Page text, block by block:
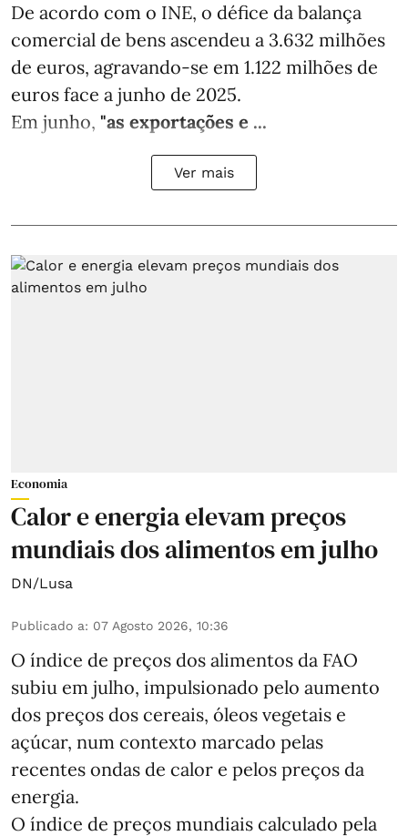
De acordo com o INE, o défice da balança
comercial de bens ascendeu a 3.632 milhões
de euros, agravando-se em 1.122 milhões de
euros face a junho de 2025.
Em junho, "as exportações e ...
Ver mais
Economia
Calor e energia elevam preços
mundiais dos alimentos em julho
DN/Lusa
Publicado a: 07 Agosto 2026, 10:36
O índice de preços dos alimentos da FAO
subiu em julho, impulsionado pelo aumento
dos preços dos cereais, óleos vegetais e
açúcar, num contexto marcado pelas
recentes ondas de calor e pelos preços da
energia.
O índice de preços mundiais calculado pela